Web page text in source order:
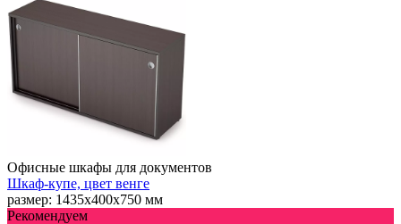
Офисные шкафы для документов
Шкаф-купе, цвет венге
размер: 1435х400х750 мм
Рекомендуем